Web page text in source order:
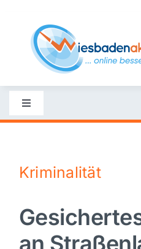
content
Toggle
Navigation
Nachrichten
Politik
Kriminalität
an